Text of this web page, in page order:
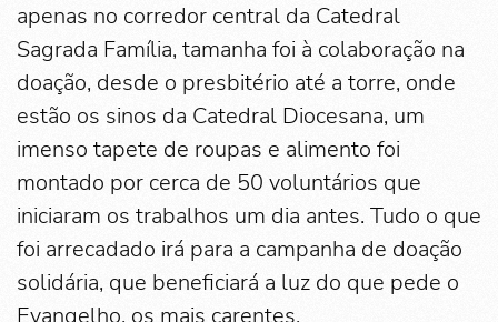
apenas no corredor central da Catedral
Sagrada Família, tamanha foi à colaboração na
doação, desde o presbitério até a torre, onde
estão os sinos da Catedral Diocesana, um
imenso tapete de roupas e alimento foi
montado por cerca de 50 voluntários que
iniciaram os trabalhos um dia antes. Tudo o que
foi arrecadado irá para a campanha de doação
solidária, que beneficiará a luz do que pede o